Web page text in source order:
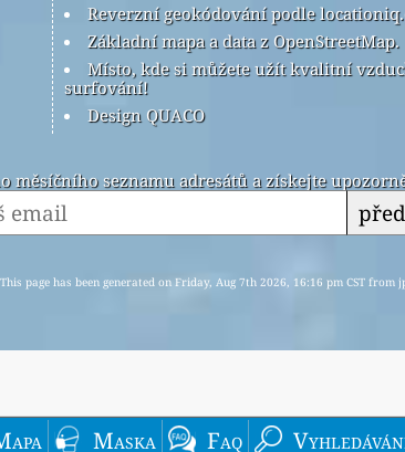
Maska Faq
Reverzní geokódování podle
Základní mapa a data z OpenStreetMap.
Místo, kde si můžete užít kvalitní
surfování!
Design QUACO
měsíčního seznamu adresátů a získejte
This page has been generated on Friday, Aug 7th 2026, 16:16 pm CST from